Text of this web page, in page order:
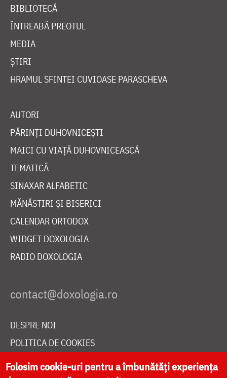
BIBLIOTECĂ
ÎNTREABĂ PREOTUL
MEDIA
ȘTIRI
HRAMUL SFINTEI CUVIOASE PARASCHEVA
AUTORI
PĂRINȚI DUHOVNICEȘTI
MAICI CU VIAȚĂ DUHOVNICEASCĂ
TEMATICĂ
SINAXAR ALFABETIC
MĂNĂSTIRI ȘI BISERICI
CALENDAR ORTODOX
WIDGET DOXOLOGIA
RADIO DOXOLOGIA
DESPRE NOI
POLITICA DE COOKIES
DONEAZĂ ONLINE PENTRU CATEDRALA NAȚIONALĂ
Folosim cookie-uri pentru a îmbunătăți experiența